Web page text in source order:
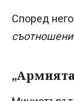
Според